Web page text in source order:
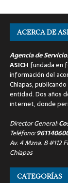
ACERCA DE
Agencia de
ASICH fundada en
información del
Chiapas,
entidad. Dos años
internet, donde
Director General:
Teléfono:
Av. 4 Mzna. 8 #112
Chiapas
CATEGORÍAS